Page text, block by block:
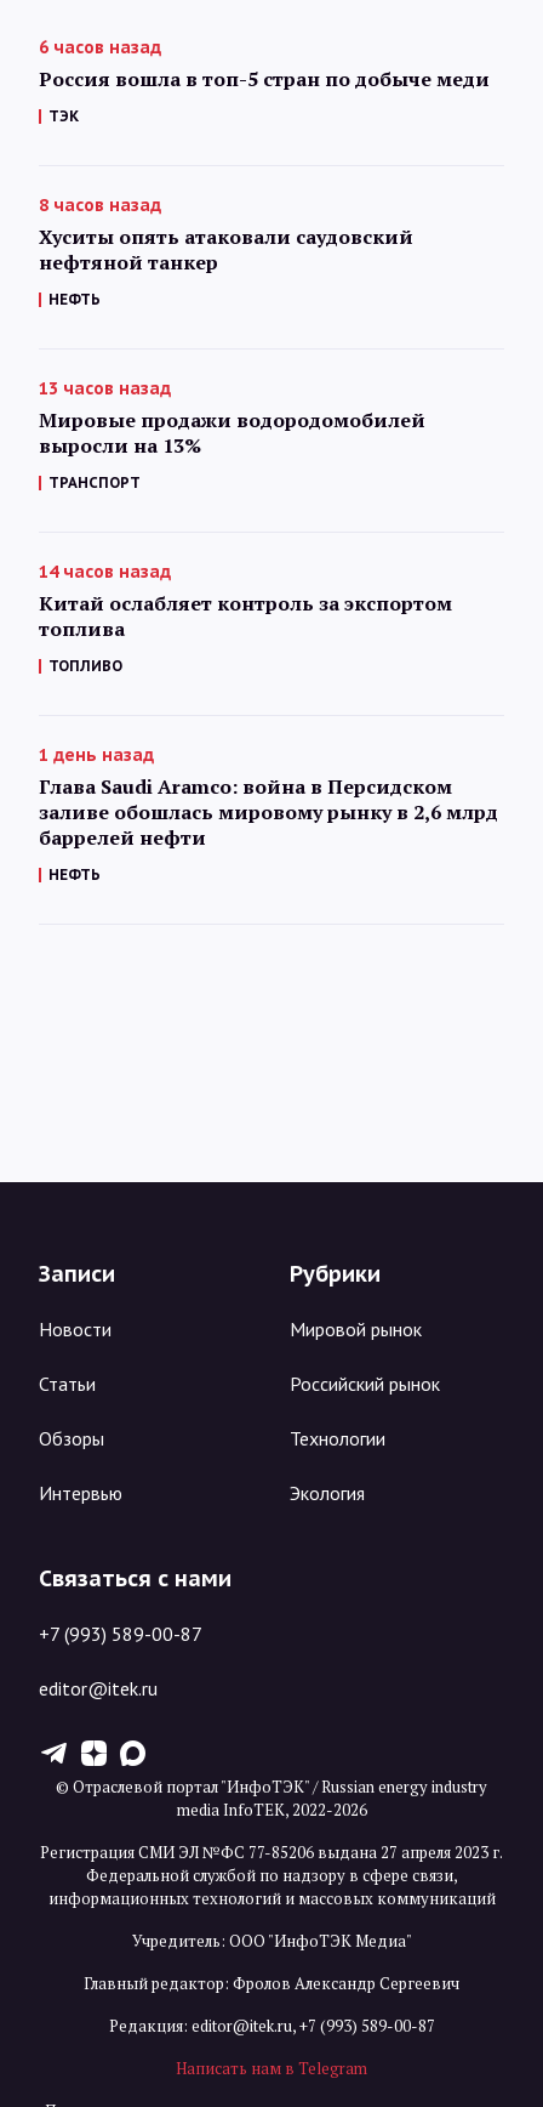
6 часов назад
Россия вошла в топ-5 стран по добыче меди
ТЭК
8 часов назад
Хуситы опять атаковали саудовский
нефтяной танкер
НЕФТЬ
13 часов назад
Мировые продажи водородомобилей
выросли на 13%
ТРАНСПОРТ
14 часов назад
Китай ослабляет контроль за экспортом
топлива
ТОПЛИВО
1 день назад
Глава Saudi Aramco: война в Персидском
заливе обошлась мировому рынку в 2,6 млрд
баррелей нефти
НЕФТЬ
Записи
Новости
Статьи
Обзоры
Интервью
Рубрики
Мировой рынок
Российский рынок
Технологии
Экология
Связаться с нами
+7 (993) 589-00-87
editor@itek.ru
T Z X
© Отраслевой портал "ИнфоТЭК" / Russian energy industry
media InfoTEK, 2022-2026
Регистрация СМИ ЭЛ №ФС 77-85206 выдана 27 апреля 2023 г.
Федеральной службой по надзору в сфере связи,
информационных технологий и массовых коммуникаций
Учредитель: ООО "ИнфоТЭК Медиа"
Главный редактор: Фролов Александр Сергеевич
Редакция: editor@itek.ru,+7 (993) 589-00-87
Написать нам в Telegram